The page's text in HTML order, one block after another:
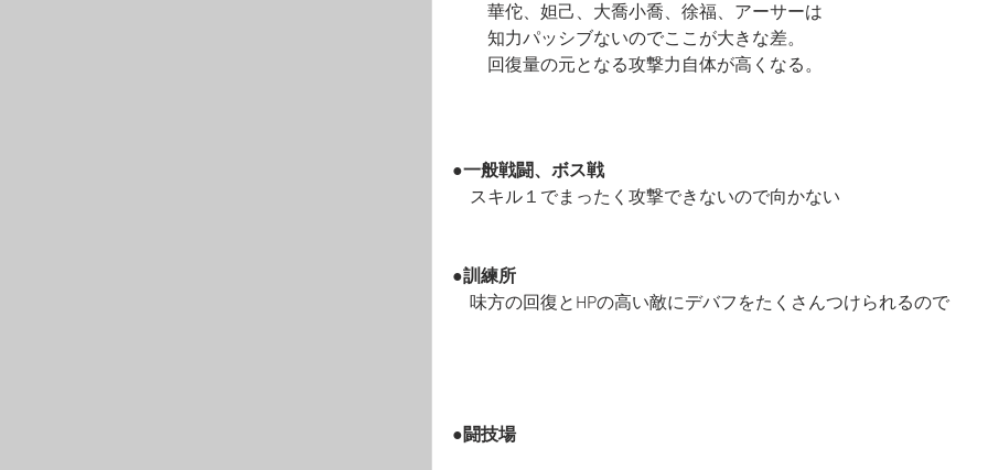
華佗、妲己、大喬小喬、徐福、アーサーは
知力パッシブないのでここが大きな差。
回復量の元となる攻撃力自体が高くなる。
●一般戦闘、ボス戦
スキル１でまったく攻撃できないので向かない
●訓練所
味方の回復とHPの高い敵にデバフをたくさんつけられるので
●闘技場